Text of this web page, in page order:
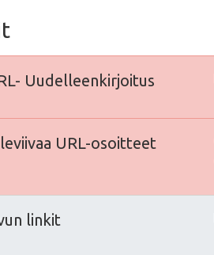
Uudelleenkirjoitus
URL-osoitteet
linkit